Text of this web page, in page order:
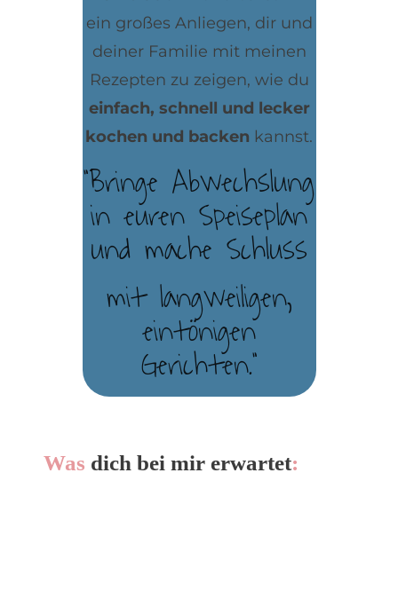
ein großes Anliegen, dir und
deiner Familie mit meinen
Rezepten zu zeigen, wie du
einfach, schnell und lecker
kochen und backen kannst.
"Bringe Abwechslung
in euren Speiseplan
und mache Schluss
mit langweiligen,
eintönigen
Gerichten."
Was dich bei mir erwartet: